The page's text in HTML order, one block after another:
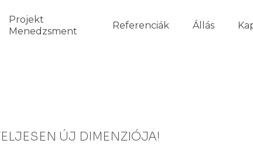
Projekt
Menedzsment
Referenciák Állás
ÚJ DIMENZIÓJA!